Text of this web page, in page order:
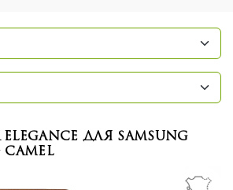
Elegance для Samsung
Camel